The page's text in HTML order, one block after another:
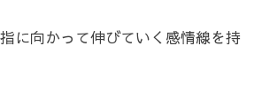
に向かって伸びていく感情線を持